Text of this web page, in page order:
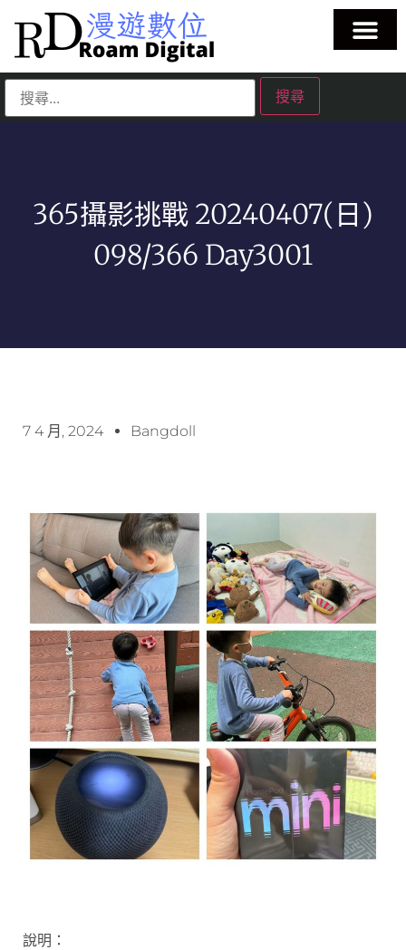
365攝影挑戰 20240407(日)
098/366 Day3001
7 4 月, 2024 Bangdoll
說明：